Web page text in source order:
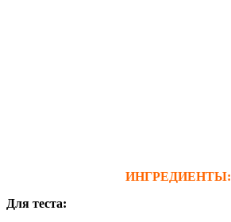
ИНГРЕДИЕНТЫ:
Для теста: